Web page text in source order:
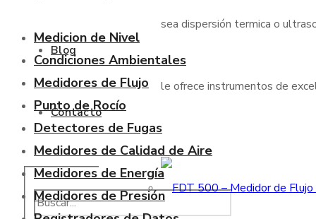
Blog
Contacto
sea dispersión termica o
le ofrece instrumentos de
Medicion de Nivel
Condiciones Ambientales
Medidores de Flujo
Punto de Rocío
Detectores de Fugas
Medidores de Calidad de Aire
Medidores de Energía
Medidores de Presión